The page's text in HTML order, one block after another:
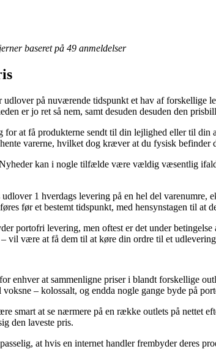
baseret på 49 anmeldelser
på nuværende tidspunkt et hav af forskellige
er jo ret så nem, samt desuden desuden den
at få produkterne sendt til din lejlighed eller til din
varerne, hvilket dog kræver at du fysisk
kan i nogle tilfælde være vældig væsentlig ifald
udlover 1 hverdags levering på en hel del
før et bestemt tidspunkt, med hensynstagen til at
portofri levering, men oftest er det under
vil være at få dem til at køre din ordre til et
enhver at sammenligne priser i blandt forskellige
– kolossalt, og endda nogle gange byde på
smart at se nærmere på en række outlets på nettet
den laveste pris.
at hvis en internet handler frembyder deres